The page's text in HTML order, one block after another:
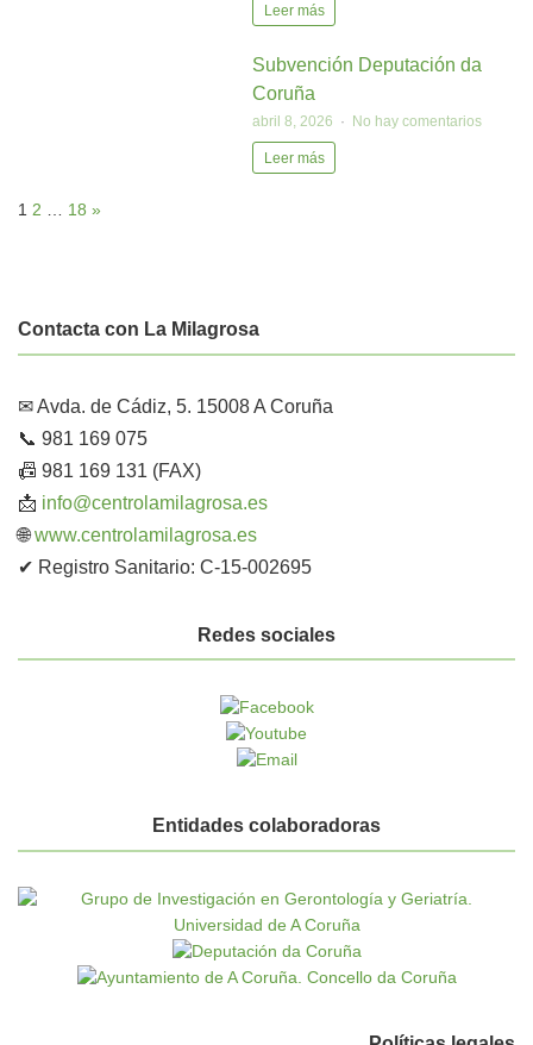
Leer más
Subvención Deputación da
Coruña
abril 8, 2026 No hay comentarios
Leer más
1 2 … 18 »
Contacta con La Milagrosa
✉ Avda. de Cádiz, 5. 15008 A Coruña
📞 981 169 075
📠 981 169 131 (FAX)
📩 info@centrolamilagrosa.es
🌐www.centrolamilagrosa.es
✔ Registro Sanitario: C-15-002695
Redes sociales
Entidades colaboradoras